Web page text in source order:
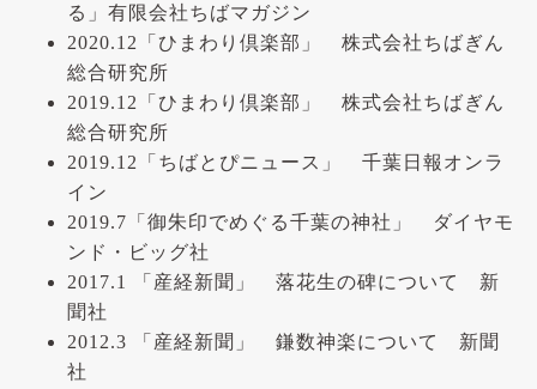
る」有限会社ちばマガジン
2020.12「ひまわり倶楽部」 株式会社ちばぎん
総合研究所
2019.12「ひまわり倶楽部」 株式会社ちばぎん
総合研究所
2019.12「ちばとぴニュース」 千葉日報オンラ
イン
2019.7「御朱印でめぐる千葉の神社」 ダイヤモ
ンド・ビッグ社
2017.1 「産経新聞」 落花生の碑について 新
聞社
2012.3 「産経新聞」 鎌数神楽について 新聞
社